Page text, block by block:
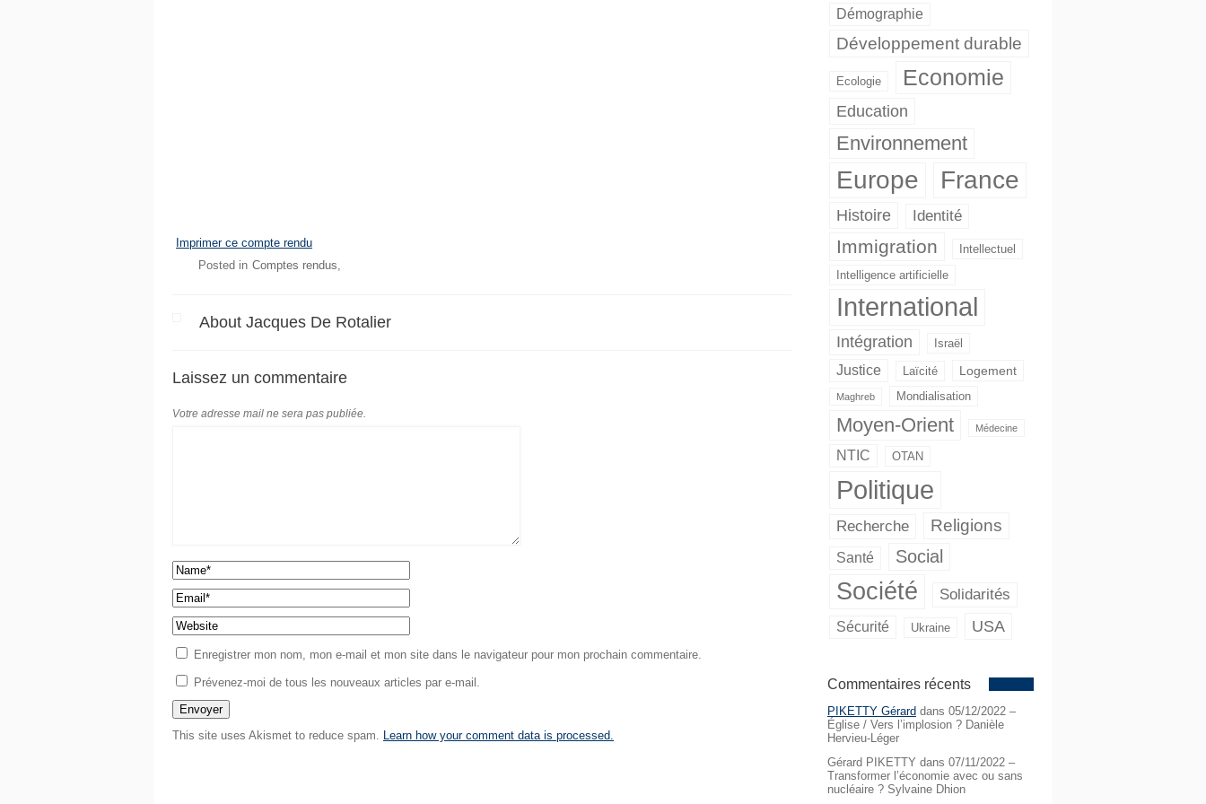
Démographie
Développement durable
Ecologie Economie
Education
Environnement
Europe France
Histoire Identité
Immigration
Intellectuel
Intelligence artificielle
International
Intégration Israël
Justice Laïcité Logement
Maghreb Mondialisation
Moyen-Orient Médecine
NTIC OTAN
Politique
Recherche Religions
Santé Social
Société Solidarités
Sécurité Ukraine USA
Commentaires récents
PIKETTY Gérard dans 05/12/2022 –
Église / Vers l’implosion ? Danièle
Hervieu-Léger
Gérard PIKETTY dans 07/11/2022 –
Transformer l’économie avec ou sans
nucléaire ? Sylvaine Dhion
Imprimer ce compte rendu
Posted in Comptes rendus
About Jacques De Rotalier
Laissez un commentaire
Votre adresse mail ne sera pas publiée.
Enregistrer mon nom, mon e-mail et mon site dans le navigateur pour mon prochain commentaire.
Prévenez-moi de tous les nouveaux articles par e-mail.
This site uses Akismet to reduce spam. Learn how your comment data is processed.